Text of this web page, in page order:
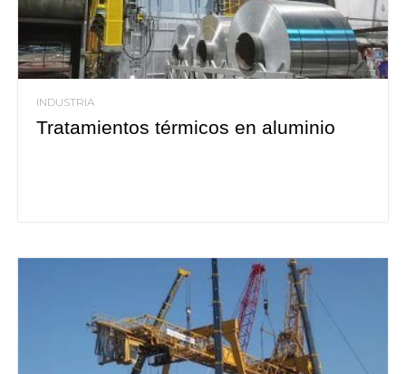
INDUSTRIA
Tratamientos térmicos en aluminio